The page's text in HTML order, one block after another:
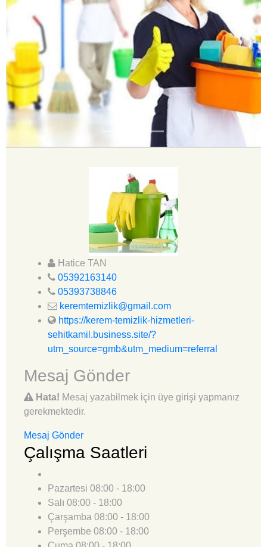
Previous Next
Hatice TAN
05392163140
05393738846
keremtemizlik@gmail.com
https://kerem-temizlik-hizmetleri-
sehitkamil.business.site/?
utm_source=gmb&utm_medium=referral
Mesaj Gönder
Hata! Mesaj yazabilmek için üye girişi yapmanız
gerekmektedir.
Mesaj Gönder
Çalışma Saatleri
Pazartesi 08:00 - 18:00
Salı 08:00 - 18:00
Çarşamba 08:00 - 18:00
Perşembe 08:00 - 18:00